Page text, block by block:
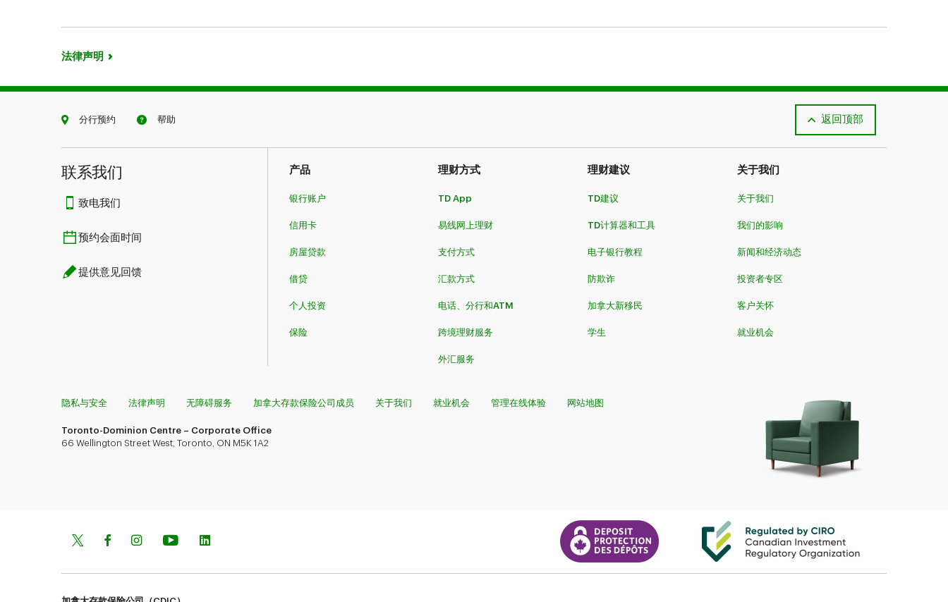
法律声明
分行预约 帮助 返回顶部
联系我们​​​​​​​
致电我们
预约会面时间
提供意见回馈
产品
银行账户
信用卡
房屋贷款
借贷
个人投资
保险
理财方式
TD App
易线网上理财
支付方式
汇款方式
电话、分行和ATM
跨境理财服务
外汇服务
理财建议
TD建议
TD计算器和工具
电子银行教程
防欺诈
加拿大新移民
学生
关于我们
关于我们
我们的影响
新闻和经济动态
投资者专区
客户关怀
就业机会
隐私与安全 法律声明 无障碍服务 加拿大存款保险公司成员 关于我们 就业机会 管理在线体验 网站地图
Toronto-Dominion Centre – Corporate Office
66 Wellington Street West, Toronto, ON M5K 1A2